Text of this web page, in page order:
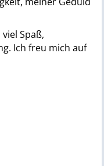
Spaß,
Ich freu mich auf